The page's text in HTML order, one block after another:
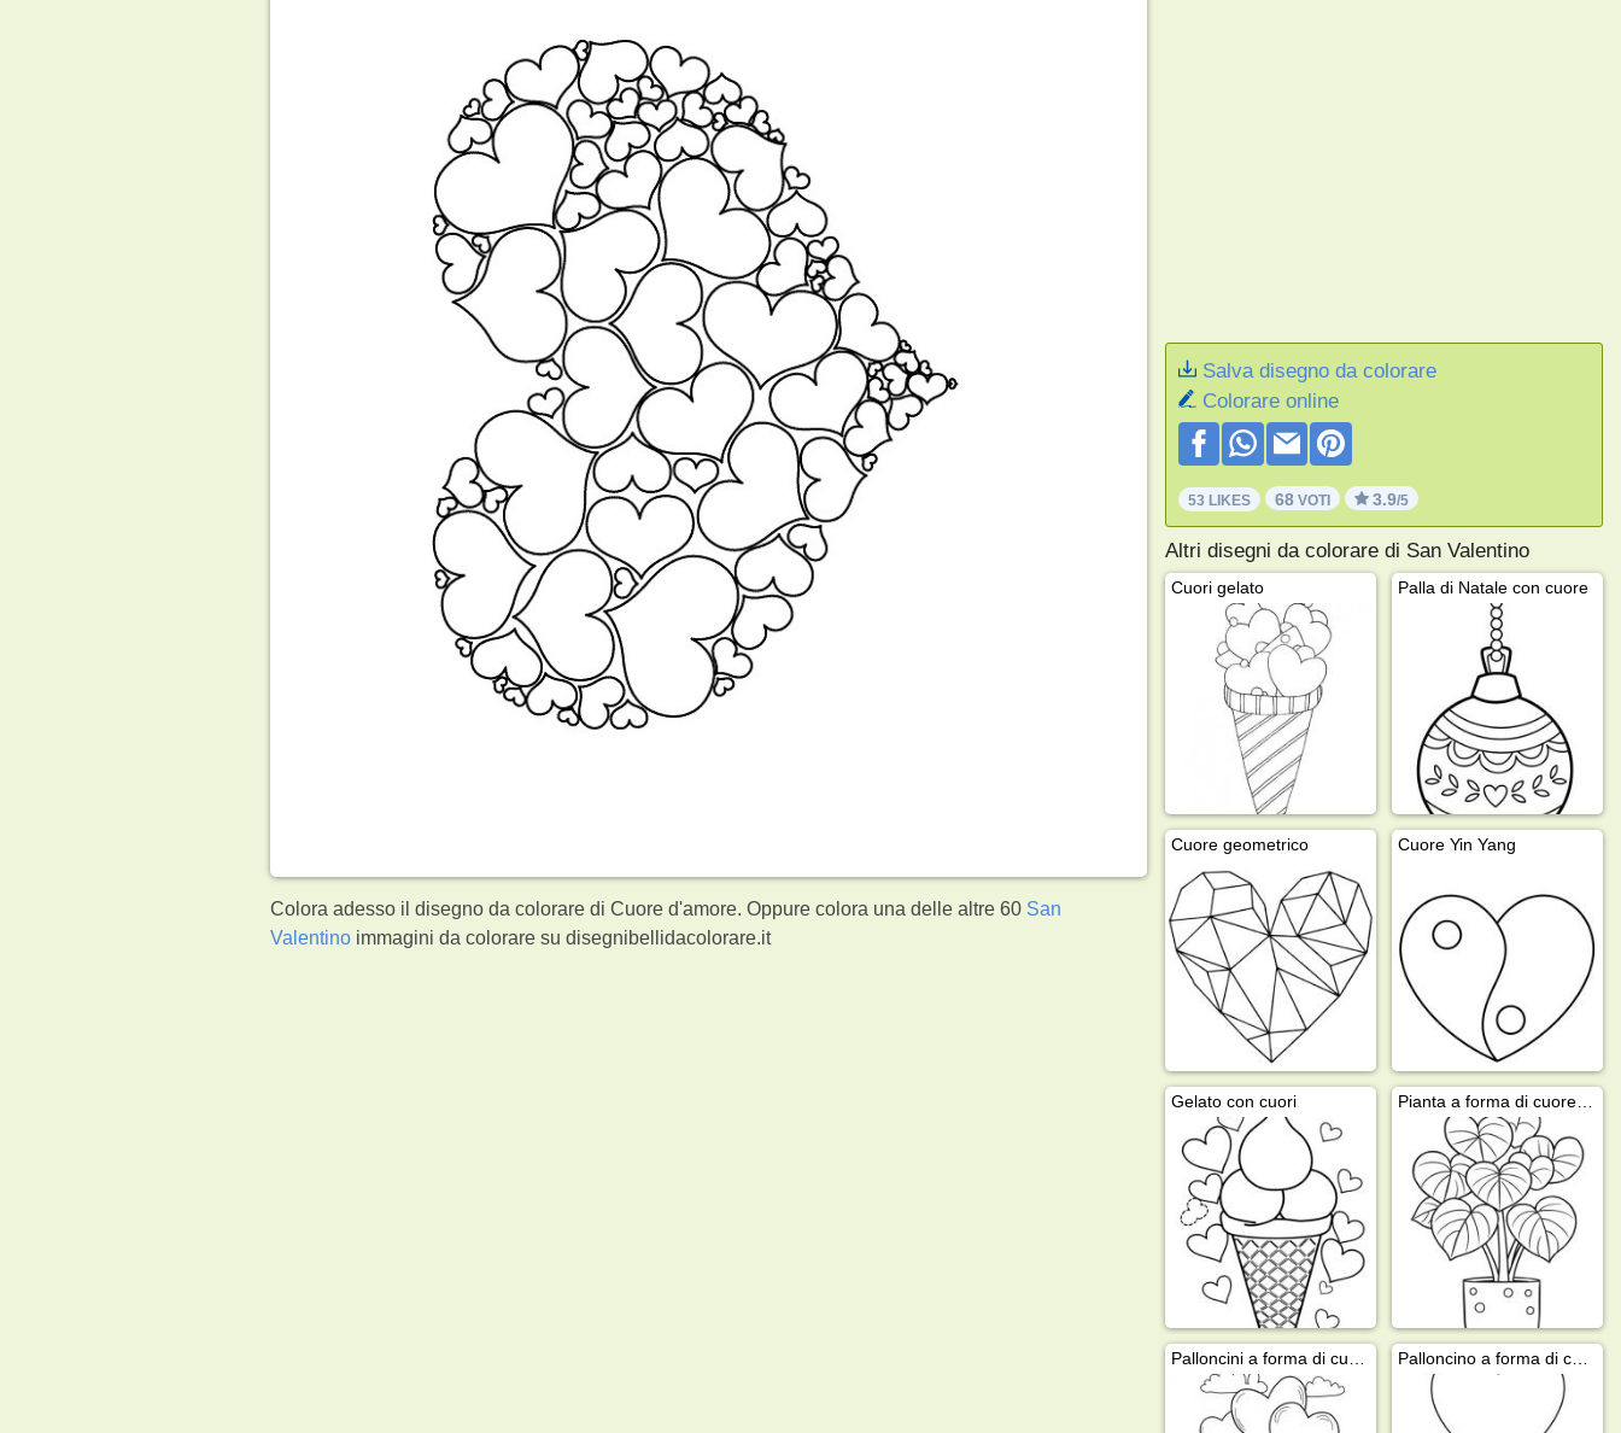
Colora adesso il disegno da colorare di Cuore d'amore. Oppure colora una delle altre 60 San
Valentino immagini da colorare su disegnibellidacolorare.it
Salva disegno da colorare
Colorare online
53 LIKES 68VOTI 3.9/5
Altri disegni da colorare di San Valentino
Cuori gelato Palla di Natale con cuore
Cuore geometrico Cuore Yin Yang
Gelato con cuori Pianta a forma di cuore (Hoya Kerrii)
Palloncino a forma di cuore